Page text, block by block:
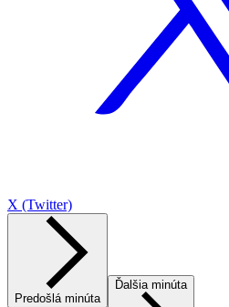
X (Twitter)
Predošlá minúta
Ďalšia minúta